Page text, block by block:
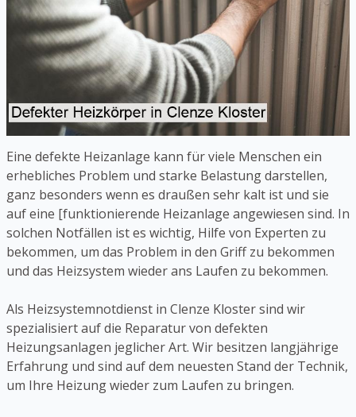
Eine defekte Heizanlage kann für viele Menschen ein
erhebliches Problem und starke Belastung darstellen,
ganz besonders wenn es draußen sehr kalt ist und sie
auf eine [funktionierende Heizanlage angewiesen sind. In
solchen Notfällen ist es wichtig, Hilfe von Experten zu
bekommen, um das Problem in den Griff zu bekommen
und das Heizsystem wieder ans Laufen zu bekommen.
Als Heizsystemnotdienst in Clenze Kloster sind wir
spezialisiert auf die Reparatur von defekten
Heizungsanlagen jeglicher Art. Wir besitzen langjährige
Erfahrung und sind auf dem neuesten Stand der Technik,
um Ihre Heizung wieder zum Laufen zu bringen.